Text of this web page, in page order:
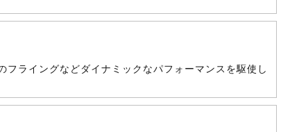
フライングなどダイナミックなパフォーマンスを駆使し